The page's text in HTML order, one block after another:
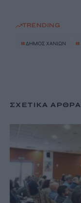
TRENDING
#ΔΗΜΟΣ ΧΑΝΙΩΝ #
ΣΧΕΤΙΚΆ ΆΡΘΡΑ